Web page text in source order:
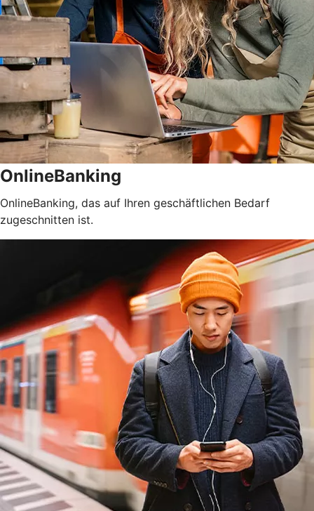
OnlineBanking
OnlineBanking, das auf Ihren geschäftlichen Bedarf
zugeschnitten ist.